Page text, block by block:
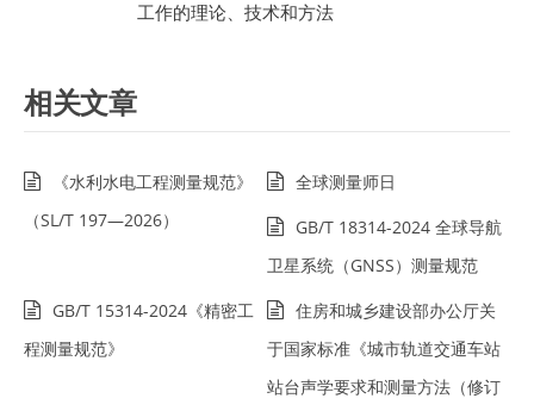
工作的理论、技术和方法
相关文章
《水利水电工程测量规范》
（SL/T 197—2026）
全球测量师日
GB/T 18314-2024 全球导航
卫星系统（GNSS）测量规范
GB/T 15314-2024《精密工
程测量规范》
住房和城乡建设部办公厅关
于国家标准《城市轨道交通车站
站台声学要求和测量方法（修订